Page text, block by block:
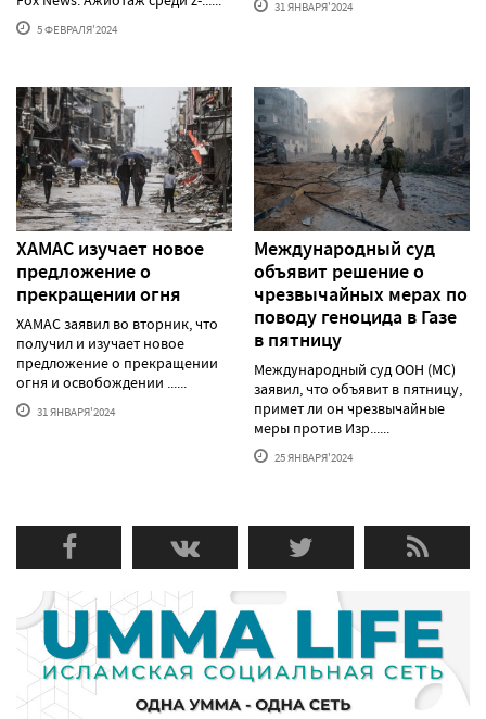
5 ФЕВРАЛЯ'2024
31 ЯНВАРЯ'2024
ХАМАС изучает новое
предложение о
прекращении огня
ХАМАС заявил во вторник, что
получил и изучает новое
предложение о прекращении
огня и освобождении ......
31 ЯНВАРЯ'2024
Международный суд
объявит решение о
чрезвычайных мерах по
поводу геноцида в Газе
в пятницу
Международный суд ООН (МС)
заявил, что объявит в пятницу,
примет ли он чрезвычайные
меры против Изр......
25 ЯНВАРЯ'2024